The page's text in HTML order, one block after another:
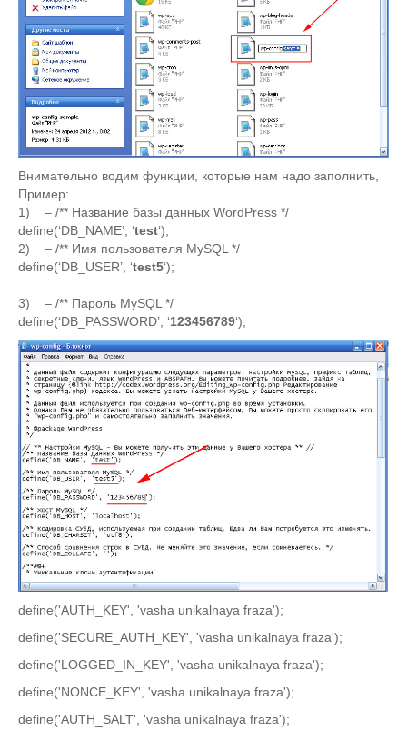
Внимательно водим функции, которые нам надо заполнить,
Пример:
1) – /** Название базы данных WordPress */
define(‘DB_NAME’, ‘test‘);
2) – /** Имя пользователя MySQL */
define(‘DB_USER’, ‘test5‘);
3) – /** Пароль MySQL */
define(‘DB_PASSWORD’, ‘123456789‘);
define('AUTH_KEY', 'vasha unikalnaya fraza');
define('SECURE_AUTH_KEY', 'vasha unikalnaya fraza');
define('LOGGED_IN_KEY', 'vasha unikalnaya fraza');
define('NONCE_KEY', 'vasha unikalnaya fraza');
define('AUTH_SALT', 'vasha unikalnaya fraza');